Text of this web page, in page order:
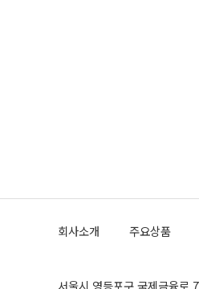
회사소개 주요상품
서울시 영등포구 국제금융로